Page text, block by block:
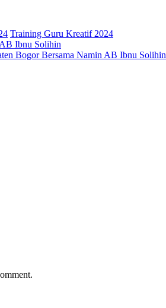
Training Guru Kreatif 2024
Ibnu Solihin
Bogor Bersama Namin AB Ibnu Solihin